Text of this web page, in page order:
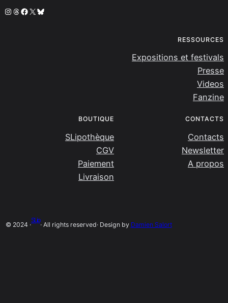
Instagram
Threads
Facebook
X Bluesky
RESSOURCES
Expositions et festivals
Presse
Videos
Fanzine
BOUTIQUE
SLipothèque
CGV
Paiement
Livraison
CONTACTS
Contacts
Newsletter
A propos
© 2024 ·
SLip
· All rights reserved· Design by Damien Salort